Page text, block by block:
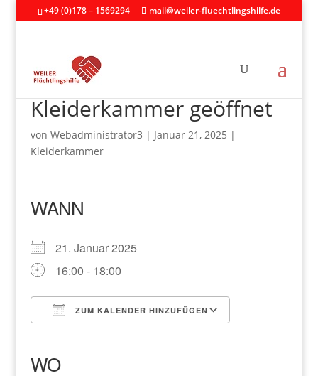
+49 (0)178 – 1569294 mail@weiler-fluechtlingshilfe.de
Kleiderkammer geöffnet
von Webadministrator3 | Januar 21, 2025 |
Kleiderkammer
WANN
21. Januar 2025
16:00 - 18:00
ZUM KALENDER HINZUFÜGEN
WO